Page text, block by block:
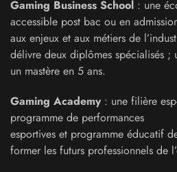
Gaming Business School : une
accessible post bac ou en
aux enjeux et aux métiers de
délivre deux diplômes spécialisés ;
un mastère en 5 ans.
Gaming Academy : une filière
programme de performances
esportives et programme éducatif
former les futurs professionnels de